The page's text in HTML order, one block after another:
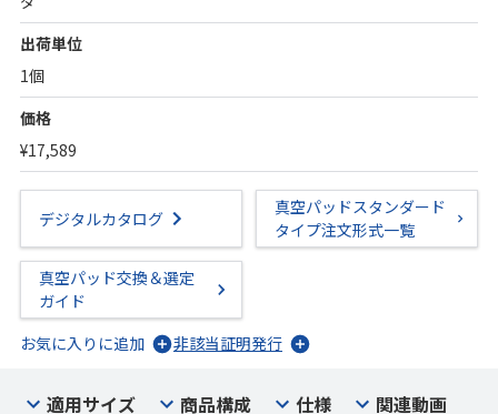
出荷単位
1個
価格
¥17,589
デジタルカタログ
真空パッドスタンダード
タイプ注文形式一覧
真空パッド交換＆選定
ガイド
お気に入りに追加
非該当証明発行
適用サイズ 商品構成 仕様
関連動画